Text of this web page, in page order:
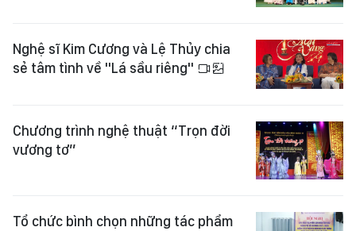
Nghệ sĩ Kim Cương và Lệ Thủy chia
sẻ tâm tình về "Lá sầu riêng"
Chương trình nghệ thuật “Trọn đời
vương tơ”
Tổ chức bình chọn những tác phẩm